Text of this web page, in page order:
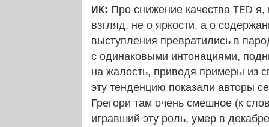
ИК: Про снижение качества TED я,
взгляд, не о яркости, а о
выступления превратились в
с одинаковыми интонациями,
на жалость, приводя примеры из
эту тенденцию показали авторы
Грегори там очень смешное (к
игравший эту роль, умер в